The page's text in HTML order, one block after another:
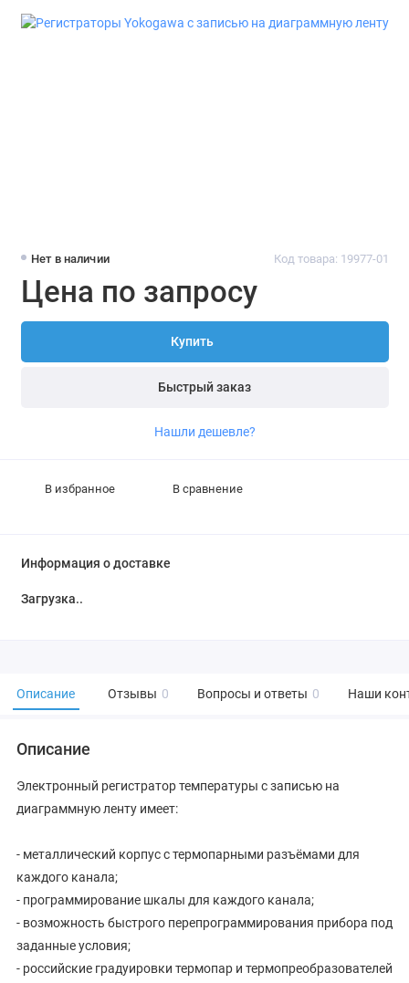
Нет в наличии Код товара: 19977-01
Цена по запросу
Купить
Быстрый заказ
Нашли дешевле?
В избранное В сравнение
Информация о доставке
Загрузка...
Описание Отзывы 0 Вопросы и ответы 0 Наши
Описание
Электронный регистратор температуры с записью на
диаграммную ленту имеет:
- металлический корпус с термопарными разъёмами для
каждого канала;
- программирование шкалы для каждого канала;
- возможность быстрого перепрограммирования прибора под
заданные условия;
- российские градуировки термопар и термопреобразователей